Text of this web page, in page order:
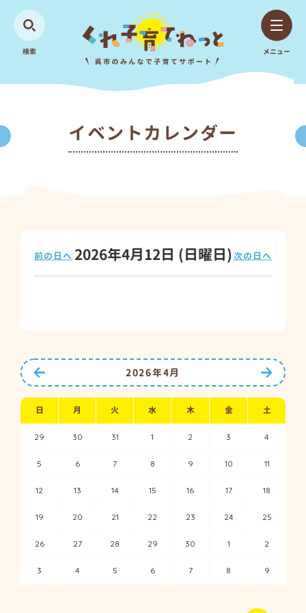
検索 メニュー
イベントカレンダー
2026年4月12日 (日曜日)
前の日へ 次の日へ
次の月
2026年4月
日 月 火 水 木 金 土
29 30 31 1 2 3 4
5 6 7 8 9 10 11
12 13 14 15 16 17 18
19 20 21 22 23 24 25
26 27 28 29 30 1 2
3 4 5 6 7 8 9